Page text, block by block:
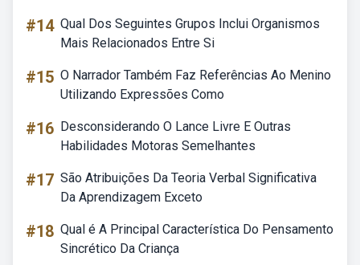
#14 Qual Dos Seguintes Grupos Inclui Organismos
Mais Relacionados Entre Si
#15 O Narrador Também Faz Referências Ao Menino
Utilizando Expressões Como
#16 Desconsiderando O Lance Livre E Outras
Habilidades Motoras Semelhantes
#17 São Atribuições Da Teoria Verbal Significativa
Da Aprendizagem Exceto
#18 Qual é A Principal Característica Do Pensamento
Sincrético Da Criança